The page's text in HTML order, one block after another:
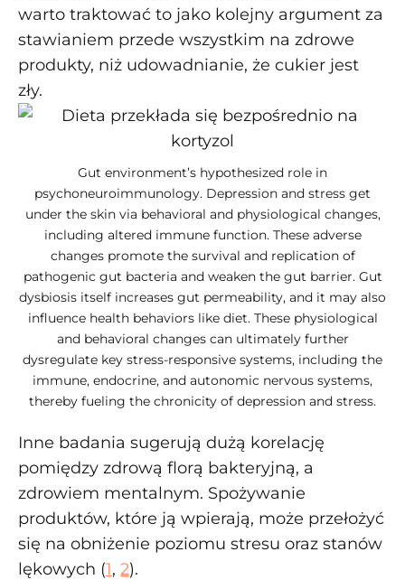
warto traktować to jako kolejny argument za
stawianiem przede wszystkim na zdrowe
produkty, niż udowadnianie, że cukier jest
zły.
Gut environment’s hypothesized role in
psychoneuroimmunology. Depression and stress get
under the skin via behavioral and physiological changes,
including altered immune function. These adverse
changes promote the survival and replication of
pathogenic gut bacteria and weaken the gut barrier. Gut
dysbiosis itself increases gut permeability, and it may also
influence health behaviors like diet. These physiological
and behavioral changes can ultimately further
dysregulate key stress-responsive systems, including the
immune, endocrine, and autonomic nervous systems,
thereby fueling the chronicity of depression and stress.
Inne badania sugerują dużą korelację
pomiędzy zdrową florą bakteryjną, a
zdrowiem mentalnym. Spożywanie
produktów, które ją wpierają, może przełożyć
się na obniżenie poziomu stresu oraz stanów
lękowych (1, 2).